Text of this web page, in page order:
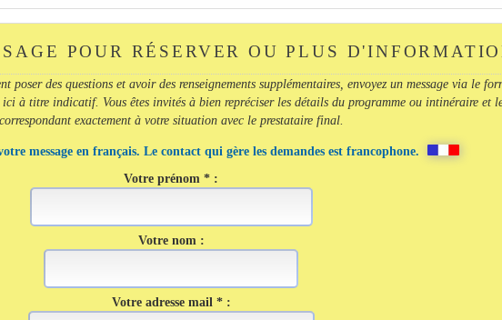
POUR RÉSERVER OU PLUS
poser des questions et avoir des renseignements supplémentaires, envoyez un message via le
ici à titre indicatif. Vous êtes invités à bien repréciser les détails du programme ou intinéraire et
correspondant exactement à votre situation avec le prestataire final.
message en français. Le contact qui gère les demandes est francophone.
Votre prénom * :
Votre nom :
Votre adresse mail * :